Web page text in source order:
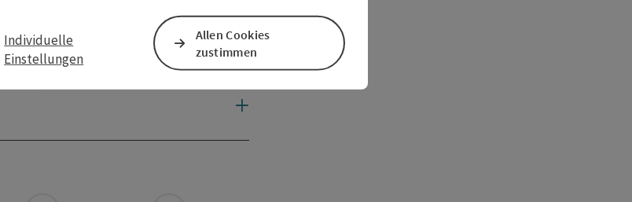
Individuelle
Einstellungen
Allen Cookies
zustimmen